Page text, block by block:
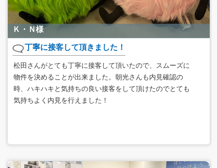
Ｋ・Ｎ様
丁寧に接客して頂きました！
松田さんがとても丁寧に接客して頂いたので、スムーズに
物件を決めることが出来ました。朝光さんも内見確認の
時、ハキハキと気持ちの良い接客をして頂けたのでとても
気持ちよく内見を行えました！